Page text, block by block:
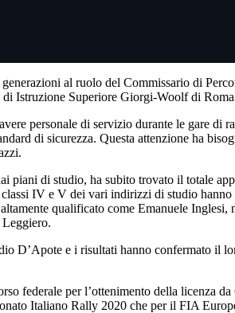
al ruolo del Commissario di
Istruzione Superiore Giorgi-Woolf di
personale di servizio durante le gare di
di sicurezza. Questa attenzione ha
piani di studio, ha subito trovato il totale
IV e V dei vari indirizzi di studio
qualificato come Emanuele Inglesi,
D’Apote e i risultati hanno confermato il
federale per l’ottenimento della licenza
Italiano Rally 2020 che per il FIA